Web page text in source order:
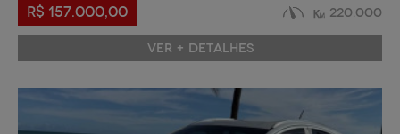
R$ 157.000,00 220.000
VER + DETALHES